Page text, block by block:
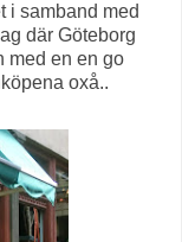
i samband med
där Göteborg
med en en go
oxå..